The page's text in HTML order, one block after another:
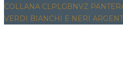
COLLANA CLPLGBNVZ
VERDI BIANCHI E NERI